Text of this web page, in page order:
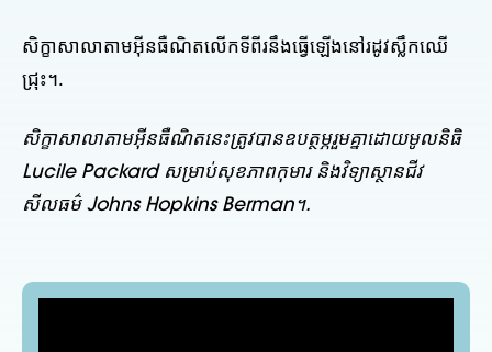
សិក្ខាសាលាតាមអ៊ីនធឺណិតលើកទីពីរនឹងធ្វើឡើងនៅរដូវស្លឹកឈើ
ជ្រុះ។.
សិក្ខាសាលាតាមអ៊ីនធឺណិតនេះត្រូវបានឧបត្ថម្ភរួមគ្នាដោយមូលនិធិ
Lucile Packard សម្រាប់សុខភាពកុមារ និងវិទ្យាស្ថានជីវ
សីលធម៌ Johns Hopkins Berman។.